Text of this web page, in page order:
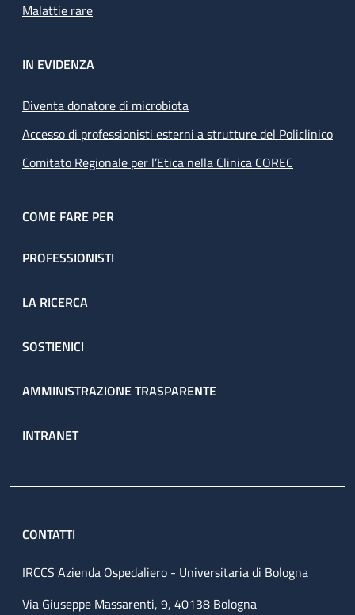
Malattie rare
IN EVIDENZA
Diventa donatore di microbiota
Accesso di professionisti esterni a strutture del Policlinico
Comitato Regionale per l’Etica nella Clinica COREC
COME FARE PER
PROFESSIONISTI
LA RICERCA
SOSTIENICI
AMMINISTRAZIONE TRASPARENTE
INTRANET
CONTATTI
IRCCS Azienda Ospedaliero - Universitaria di Bologna
Via Giuseppe Massarenti, 9, 40138 Bologna